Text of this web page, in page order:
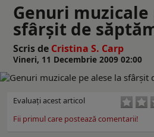
Genuri muzicale
sfârşit de
Scris de Cristina S. Carp
Vineri, 11 Decembrie 2009 02:00
Evaluaţi acest articol
Fii primul care postează comentarii!